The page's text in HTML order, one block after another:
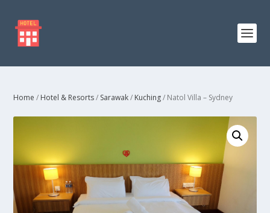
Home / Hotel & Resorts/ Sarawak/ Kuching/ Natol Villa – Sydney